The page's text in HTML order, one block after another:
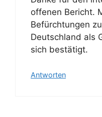
offenen Bericht.
Befürchtungen
Deutschland als
sich bestätigt.
Antworten